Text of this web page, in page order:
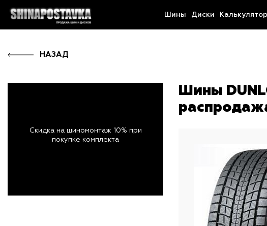
Шины Диски Калькулятор
НАЗАД
Шины
Скидка на шиномонтаж 10% при
покупке комплекта